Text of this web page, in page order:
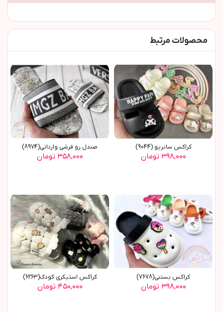
محصولات مرتبط
کراکس سانریو (9044)
۳۹۸,۰۰۰ تومان
صندل رو فرشی وارداتی(8974)
۳۵۸,۰۰۰ تومان
کراکس بستنی(7678)
۳۹۸,۰۰۰ تومان
کراکس استیکری کودک(6263)
۴۵۰,۰۰۰ تومان